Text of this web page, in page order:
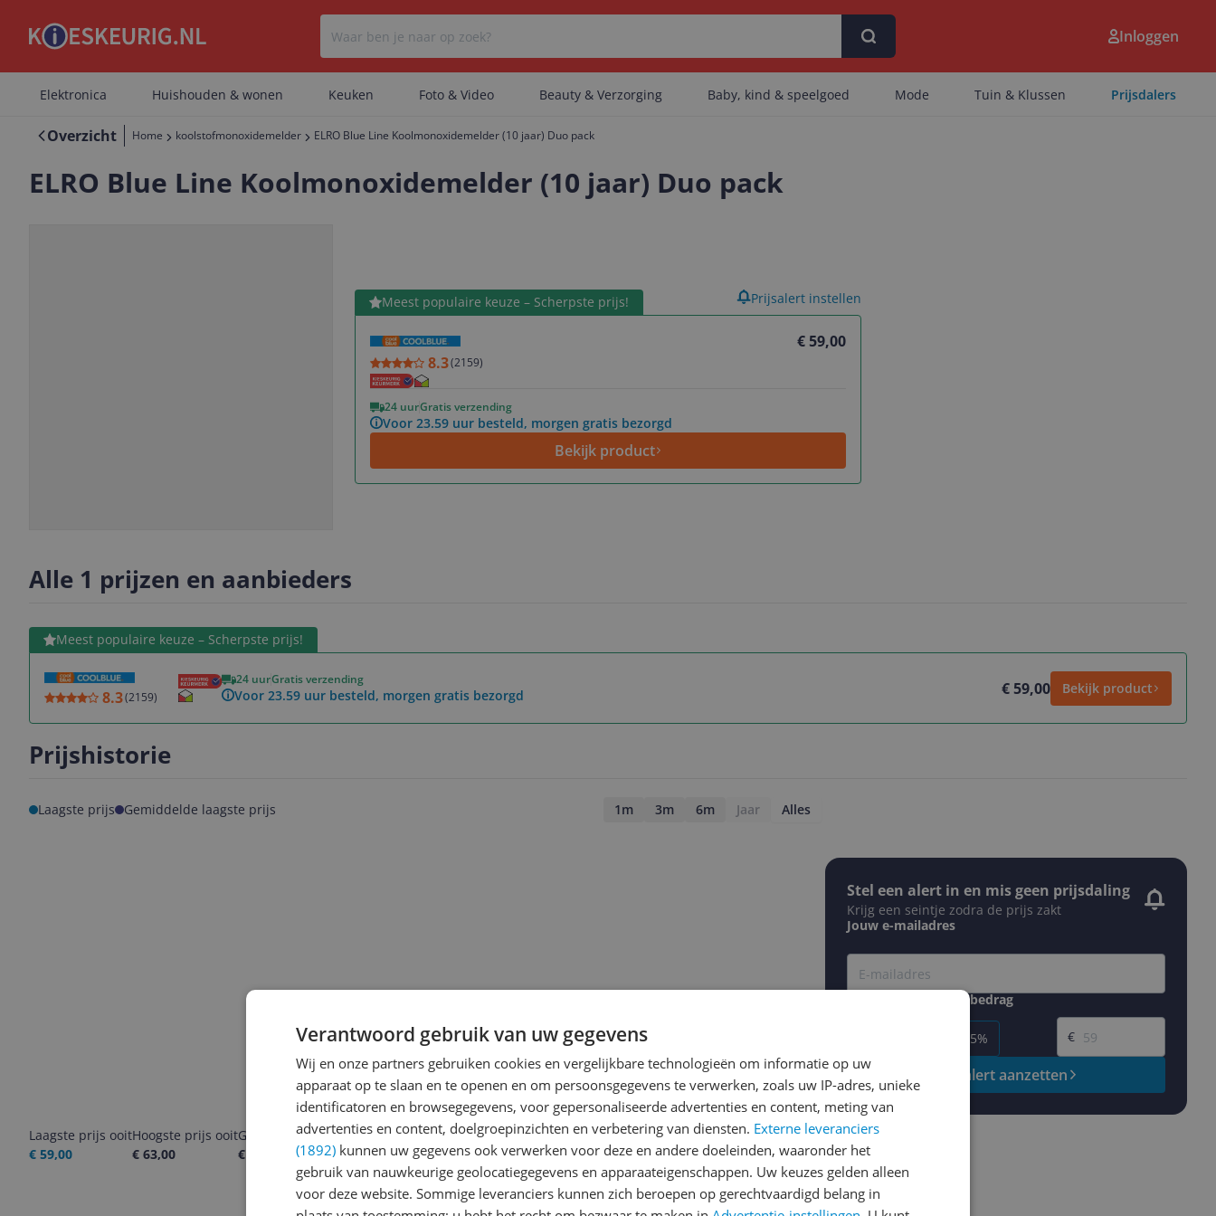
Er zijn geen categorieën gevonden.
Er zijn geen artikelen gevonden.
Inloggen
Elektronica Huishouden & wonen Keuken Foto & Video Beauty & Verzorging Baby, kind & speelgoed Mode Tuin & Klussen Prijsdalers
Overzicht Home koolstofmonoxidemelder ELRO Blue Line Koolmonoxidemelder (10 jaar) Duo pack
ELRO Blue Line Koolmonoxidemelder (10 jaar) Duo pack
Meest populaire keuze – Scherpste prijs!
€ 59,00
8.3(2159)
24 uurGratis verzending
Voor 23.59 uur besteld, morgen gratis bezorgd
Bekijk product
Bekijk product Prijsalert instellen
Alle 1 prijzen en aanbieders
Meest populaire keuze – Scherpste prijs!
8.3(2159)
24 uurGratis verzending
Voor 23.59 uur besteld, morgen gratis bezorgd € 59,00 Bekijk product
Bekijk product
Prijshistorie
Laagste prijs Gemiddelde laagste prijs 1m 3m 6m Jaar Alles
Laagste prijs ooit
€ 59,00
Hoogste prijs ooit
€ 63,00
Goedkoopste nu
€ 59,00
Laatste prijsupdate
07-08-2026
Stel een alert in en mis geen prijsdaling
Krijg een seintje zodra de prijs zakt
Jouw e-mailadres
Gewenste daling of bedrag
-15%
Gewenste prijs
€
Prijsalert aanzetten
Verantwoord gebruik van uw gegevens
Wij en onze partners gebruiken cookies en vergelijkbare technologieën om informatie op uw
apparaat op te slaan en te openen en om persoonsgegevens te verwerken, zoals uw IP-adres, unieke
identificatoren en browsegegevens, voor gepersonaliseerde advertenties en content, meting van
advertenties en content, doelgroepinzichten en verbetering van diensten. Externe leveranciers
(1892) kunnen uw gegevens ook verwerken voor deze en andere doeleinden, waaronder het
gebruik van nauwkeurige geolocatiegegevens en apparaateigenschappen. Uw keuzes gelden alleen
voor deze website. Sommige leveranciers kunnen zich beroepen op gerechtvaardigd belang in